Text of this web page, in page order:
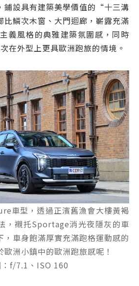
鋪設具有建築美學價值的“十三溝
鱗次木窗、大門迴廊，嶄露充滿
義風格的典雅建築氛圍感，同時
在外型上更具歐洲跑旅的情境。
車型，透過正濱舊漁會大樓黃褐
，襯托Sportage消光夜隱灰的車
，車身飽滿厚實充滿跑格運動感的
洲小鎮中的歐洲跑旅感呢！
f/7.1、ISO 160